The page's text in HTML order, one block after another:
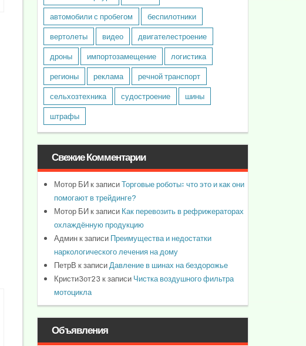
автомобили с пробегом
беспилотники
вертолеты
видео
двигателестроение
дроны
импортозамещение
логистика
регионы
реклама
речной транспорт
сельхозтехника
судостроение
шины
штрафы
Свежие Комментарии
Мотор БИк записиТорговые роботы: что это и как они
помогают в трейдинге?
Мотор БИк записиКак перевозить в рефрижераторах
охлаждённую продукцию
Админк записиПреимущества и недостатки
наркологического лечения на дому
ПетрВ к записиДавление в шинах на бездорожье
Кристи3от23 к записиЧистка воздушного фильтра
мотоцикла
Объявления